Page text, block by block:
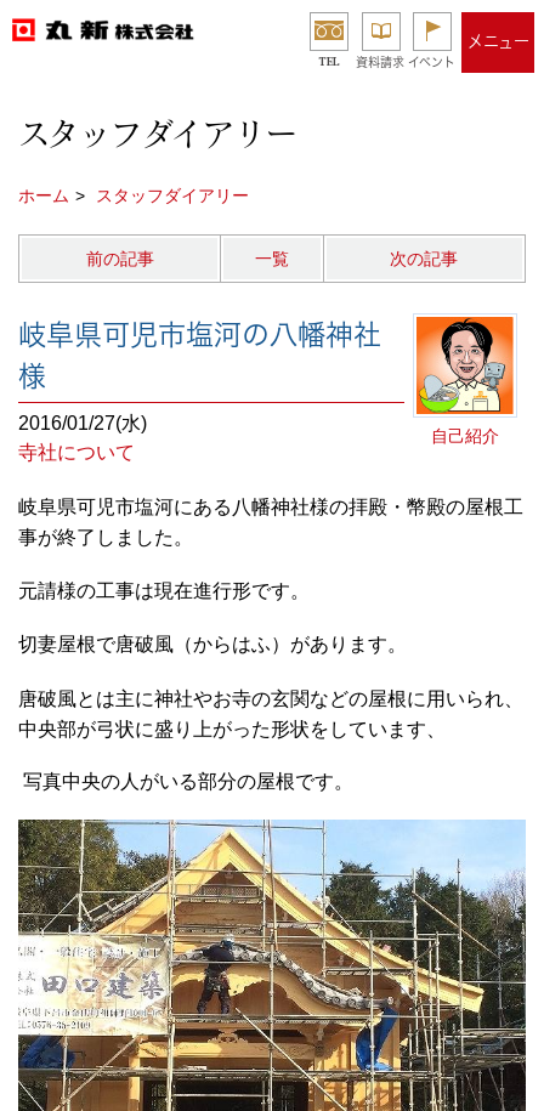
TEL 資料請求 イベント
メニュー
スタッフダイアリー
ホーム スタッフダイアリー
前の記事 一覧 次の記事
岐阜県可児市塩河の八幡神社
様
自己紹介
2016/01/27(水)
寺社について
岐阜県可児市塩河にある八幡神社様の拝殿・幣殿の屋根工
事が終了しました。
元請様の工事は現在進行形です。
切妻屋根で唐破風（からはふ）があります。
唐破風とは主に神社やお寺の玄関などの屋根に用いられ、
中央部が弓状に盛り上がった形状をしています、
写真中央の人がいる部分の屋根です。